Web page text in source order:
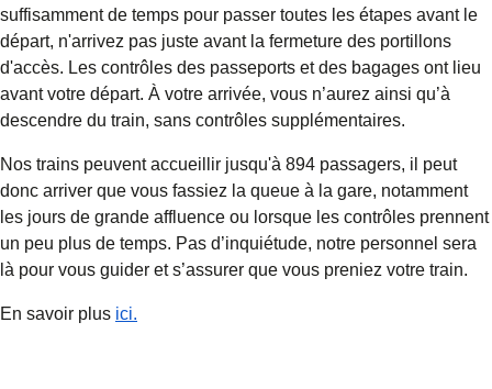
suffisamment de temps pour passer toutes les étapes avant le
départ, n'arrivez pas juste avant la fermeture des portillons
d'accès. Les contrôles des passeports et des bagages ont lieu
avant votre départ. À votre arrivée, vous n’aurez ainsi qu’à
descendre du train, sans contrôles supplémentaires.
Nos trains peuvent accueillir jusqu'à 894 passagers, il peut
donc arriver que vous fassiez la queue à la gare, notamment
les jours de grande affluence ou lorsque les contrôles prennent
un peu plus de temps. Pas d’inquiétude, notre personnel sera
là pour vous guider et s’assurer que vous preniez votre train.
En savoir plus ici.